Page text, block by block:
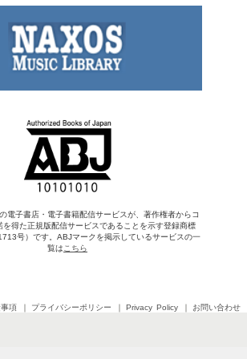
電子書店・電子書籍配信サービスが、著作権者からコ
を得た正規版配信サービスであることを示す登録商標
号）です。ABJマークを掲示しているサービスの一
覧は こちら
項 プライバシーポリシー Privacy Policy お問い合わせ